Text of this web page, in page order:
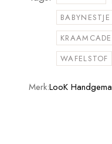
BABYNESTJE
WAFELSTOF
Merk:LooK